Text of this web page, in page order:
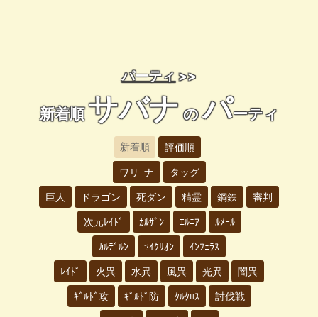
パーティ >>
新着順サバナ のパーティ
新着順 評価順
ワリｰナ タッグ
巨人 ドラゴン 死ダン 精霊 鋼鉄 審判
次元ﾚｲﾄﾞ ｶﾙｻﾞﾝ ｴﾙﾆｱ ﾙﾒｰﾙ
ｶﾙﾃﾞﾙﾝ ｾｲｸﾘｵﾝ ｲﾝﾌｪﾗｽ
ﾚｲﾄﾞ 火異 水異 風異 光異 闇異
ｷﾞﾙﾄﾞ攻 ｷﾞﾙﾄﾞ防 ﾀﾙﾀﾛｽ 討伐戦